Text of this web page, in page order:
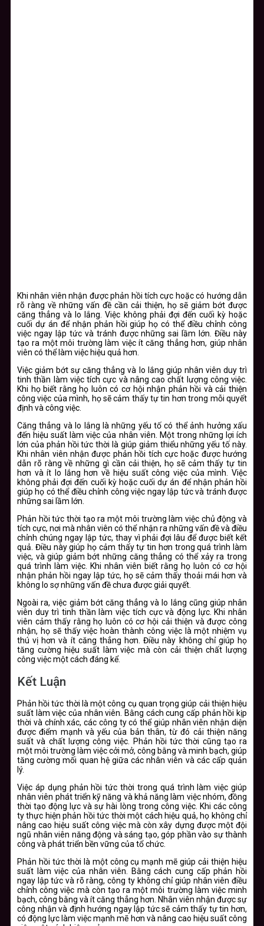
Khi nhân viên nhận được phản hồi tích cực hoặc có hướng dẫn
rõ ràng về những vấn đề cần cải thiện, họ sẽ giảm bớt được
căng thẳng và lo lắng. Việc không phải đợi đến cuối kỳ hoặc
cuối dự án để nhận phản hồi giúp họ có thể điều chỉnh công
việc ngay lập tức và tránh được những sai lầm lớn. Điều này
tạo ra một môi trường làm việc ít căng thẳng hơn, giúp nhân
viên có thể làm việc hiệu quả hơn.
Việc giảm bớt sự căng thẳng và lo lắng giúp nhân viên duy trì
tinh thần làm việc tích cực và nâng cao chất lượng công việc.
Khi họ biết rằng họ luôn có cơ hội nhận phản hồi và cải thiện
công việc của mình, họ sẽ cảm thấy tự tin hơn trong mỗi quyết
định và công việc.
Căng thẳng và lo lắng là những yếu tố có thể ảnh hưởng xấu
đến hiệu suất làm việc của nhân viên. Một trong những lợi ích
lớn của phản hồi tức thời là giúp giảm thiểu những yếu tố này.
Khi nhân viên nhận được phản hồi tích cực hoặc được hướng
dẫn rõ ràng về những gì cần cải thiện, họ sẽ cảm thấy tự tin
hơn và ít lo lắng hơn về hiệu suất công việc của mình. Việc
không phải đợi đến cuối kỳ hoặc cuối dự án để nhận phản hồi
giúp họ có thể điều chỉnh công việc ngay lập tức và tránh được
những sai lầm lớn.
Phản hồi tức thời tạo ra một môi trường làm việc chủ động và
tích cực, nơi mà nhân viên có thể nhận ra những vấn đề và điều
chỉnh chúng ngay lập tức, thay vì phải đợi lâu để được biết kết
quả. Điều này giúp họ cảm thấy tự tin hơn trong quá trình làm
việc, và giúp giảm bớt những căng thẳng có thể xảy ra trong
quá trình làm việc. Khi nhân viên biết rằng họ luôn có cơ hội
nhận phản hồi ngay lập tức, họ sẽ cảm thấy thoải mái hơn và
không lo sợ những vấn đề chưa được giải quyết.
Ngoài ra, việc giảm bớt căng thẳng và lo lắng cũng giúp nhân
viên duy trì tinh thần làm việc tích cực và động lực. Khi nhân
viên cảm thấy rằng họ luôn có cơ hội cải thiện và được công
nhận, họ sẽ thấy việc hoàn thành công việc là một nhiệm vụ
thú vị hơn và ít căng thẳng hơn. Điều này không chỉ giúp họ
tăng cường hiệu suất làm việc mà còn cải thiện chất lượng
công việc một cách đáng kể.
Kết Luận
Phản hồi tức thời là một công cụ quan trọng giúp cải thiện hiệu
suất làm việc của nhân viên. Bằng cách cung cấp phản hồi kịp
thời và chính xác, các công ty có thể giúp nhân viên nhận diện
được điểm mạnh và yếu của bản thân, từ đó cải thiện năng
suất và chất lượng công việc. Phản hồi tức thời cũng tạo ra
một môi trường làm việc cởi mở, công bằng và minh bạch, giúp
tăng cường mối quan hệ giữa các nhân viên và các cấp quản
lý.
Việc áp dụng phản hồi tức thời trong quá trình làm việc giúp
nhân viên phát triển kỹ năng và khả năng làm việc nhóm, đồng
thời tạo động lực và sự hài lòng trong công việc. Khi các công
ty thực hiện phản hồi tức thời một cách hiệu quả, họ không chỉ
nâng cao hiệu suất công việc mà còn xây dựng được một đội
ngũ nhân viên năng động và sáng tạo, góp phần vào sự thành
công và phát triển bền vững của tổ chức.
Phản hồi tức thời là một công cụ mạnh mẽ giúp cải thiện hiệu
suất làm việc của nhân viên. Bằng cách cung cấp phản hồi
ngay lập tức và rõ ràng, công ty không chỉ giúp nhân viên điều
chỉnh công việc mà còn tạo ra một môi trường làm việc minh
bạch, công bằng và ít căng thẳng hơn. Nhân viên nhận được sự
công nhận và định hướng ngay lập tức sẽ cảm thấy tự tin hơn,
có động lực làm việc mạnh mẽ hơn và nâng cao hiệu suất công